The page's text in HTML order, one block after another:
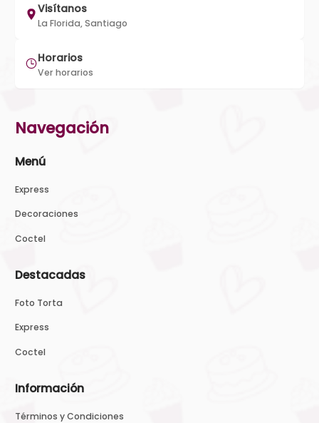
Visítanos
La Florida, Santiago
Horarios
Ver horarios
Navegación
Menú
Express
Decoraciones
Coctel
Destacadas
Foto Torta
Express
Coctel
Información
Términos y Condiciones